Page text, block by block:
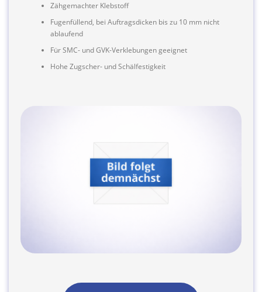
Zähgemachter Klebstoff
Fugenfüllend, bei Auftragsdicken bis zu 10 mm nicht
ablaufend
Für SMC- und GVK-Verklebungen geeignet
Hohe Zugscher- und Schälfestigkeit